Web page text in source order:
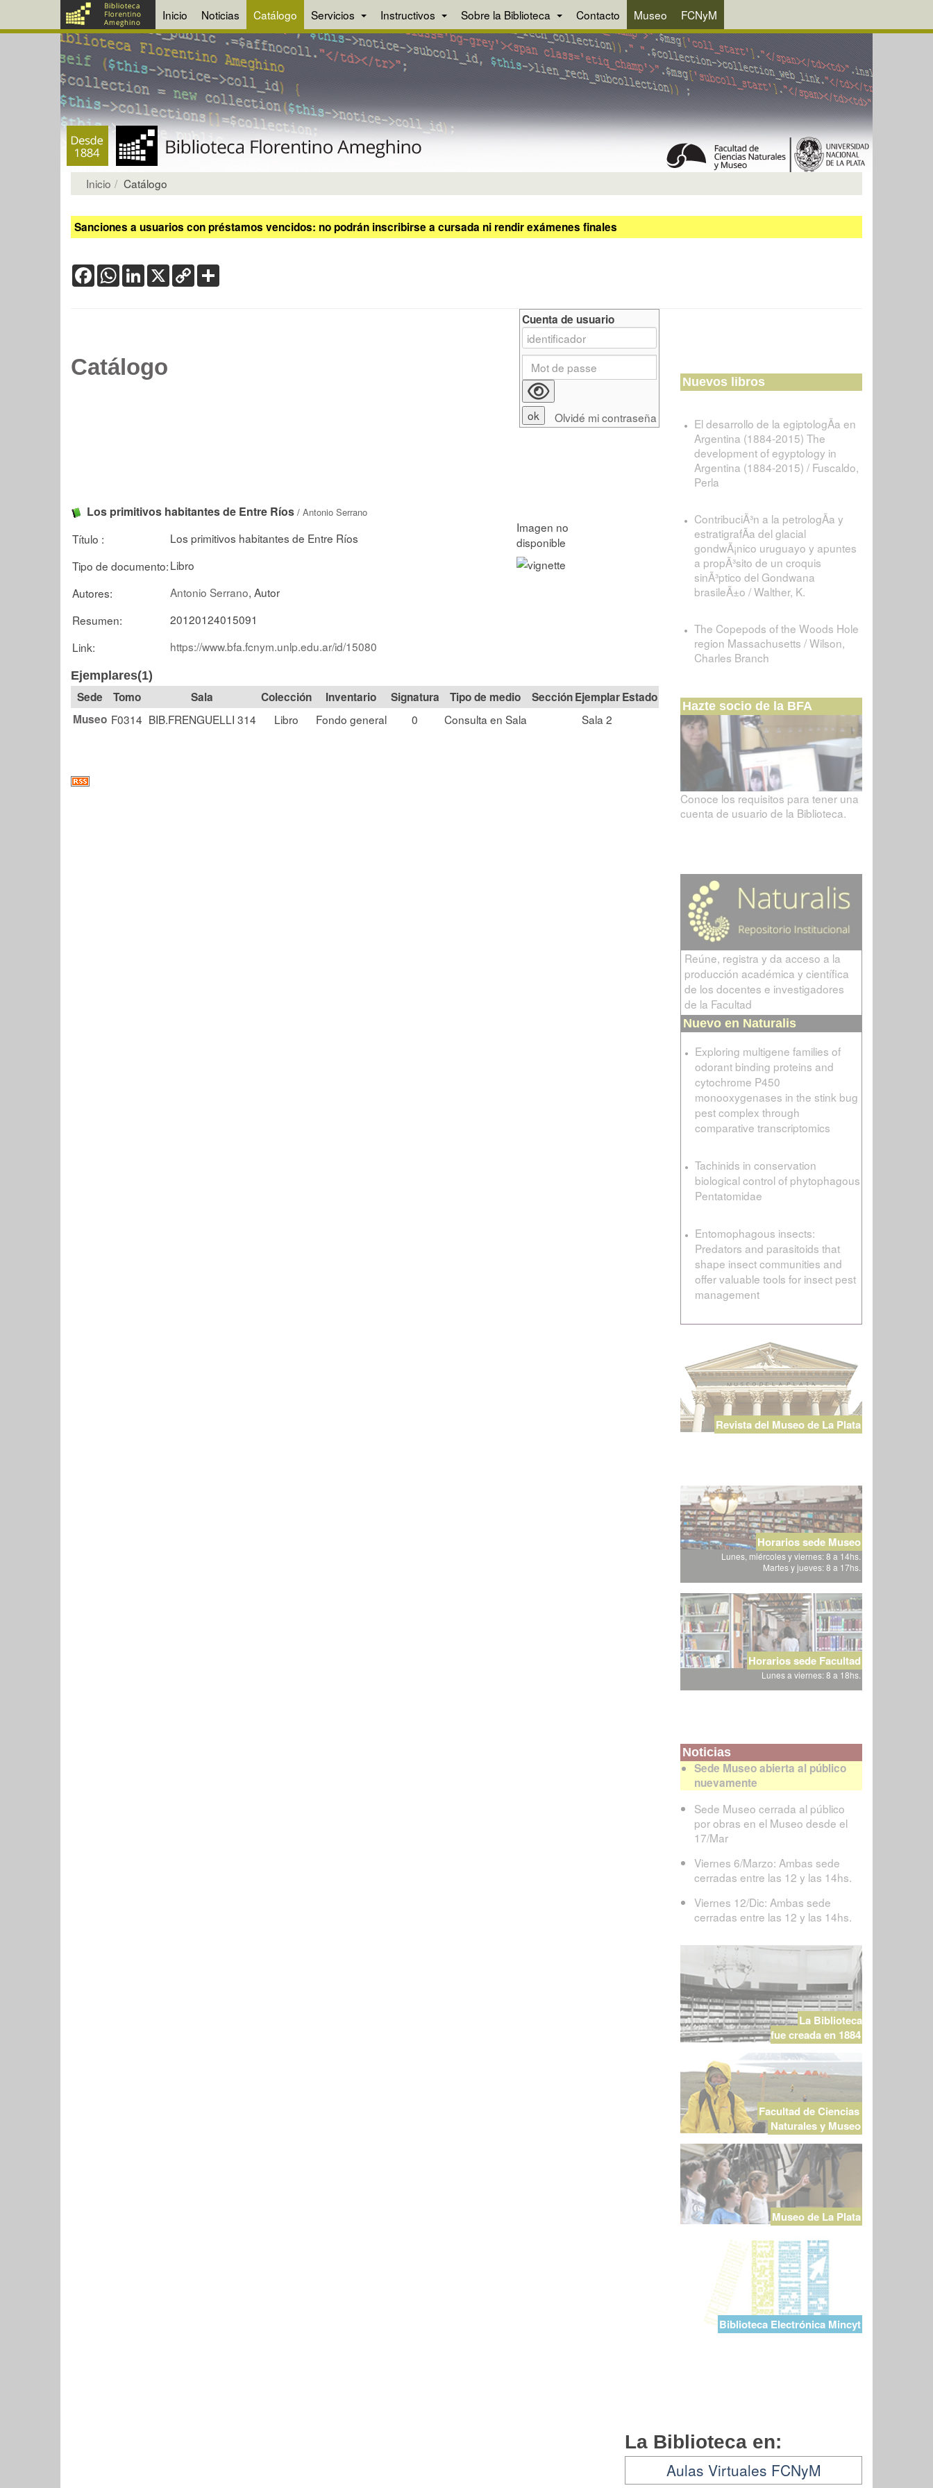
Inicio Noticias Catálogo Servicios Instructivos Sobre la Biblioteca Contacto Museo FCNyM
Inicio Catálogo
Sanciones a usuarios con préstamos vencidos: no podrán inscribirse a cursada ni rendir exámenes finales
FacebookWhatsApp
LinkedIn
X Copy
Link
Catálogo
Los primitivos habitantes de Entre Ríos / Antonio Serrano
Título :
Los primitivos habitantes de Entre Ríos
Tipo de documento:Libro
Autores:
Antonio Serrano, Autor
Resumen:
20120124015091
Link:
https://www.bfa.fcnym.unlp.edu.ar/id/15080
Ejemplares(1)
Tomo Sala Colección Signatura Tipo de medio Sección
Estado
Museo F0314 BIB.FRENGUELLI 314 Libro Fondo general 0 Consulta en Sala Sala 2
Cuenta de usuario
Olvidé mi contraseña
Nuevos libros
El desarrollo de la egiptologÃ­a en
Argentina (1884-2015) The
development of egyptology in
Argentina (1884-2015) / Fuscaldo,
Perla
ContribuciÃ³n a la petrologÃ­a y
estratigrafÃ­a del glacial
gondwÃ¡nico uruguayo y apuntes
a propÃ³sito de un croquis
sinÃ³ptico del Gondwana
brasileÃ±o / Walther, K.
The Copepods of the Woods Hole
region Massachusetts / Wilson,
Charles Branch
Hazte socio de la BFA
Conoce los requisitos para tener una
cuenta de usuario de la Biblioteca.
Reúne, registra y da acceso a la
producción académica y científica
de los docentes e investigadores
de la Facultad
Nuevo en Naturalis
Exploring multigene families of
odorant binding proteins and
cytochrome P450
monooxygenases in the stink bug
pest complex through
comparative transcriptomics
Tachinids in conservation
biological control of phytophagous
Pentatomidae
Entomophagous insects:
Predators and parasitoids that
shape insect communities and
offer valuable tools for insect pest
management
Revista del Museo de La Plata
Horarios sede Museo
Lunes, miércoles y viernes: 8 a 14hs.
Martes y jueves: 8 a 17hs.
Horarios sede Facultad
Lunes a viernes: 8 a 18hs.
Noticias
Sede Museo abierta al público
nuevamente
Sede Museo cerrada al público
por obras en el Museo desde el
17/Mar
Viernes 6/Marzo: Ambas sede
cerradas entre las 12 y las 14hs.
Viernes 12/Dic: Ambas sede
cerradas entre las 12 y las 14hs.
La Biblioteca
fue creada en 1884
Facultad de Ciencias
Naturales y Museo
Museo de La Plata
Biblioteca Electrónica Mincyt
La Biblioteca en:
Aulas Virtuales FCNyM